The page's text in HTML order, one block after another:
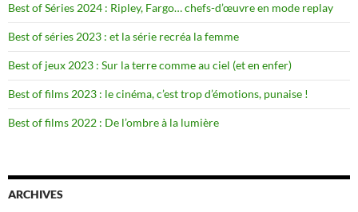
Best of Séries 2024 : Ripley, Fargo… chefs-d’œuvre en mode replay
Best of séries 2023 : et la série recréa la femme
Best of jeux 2023 : Sur la terre comme au ciel (et en enfer)
Best of films 2023 : le cinéma, c’est trop d’émotions, punaise !
Best of films 2022 : De l’ombre à la lumière
ARCHIVES